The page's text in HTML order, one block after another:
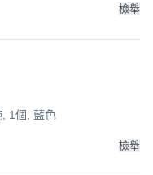
檢舉
1個, 藍色
檢舉